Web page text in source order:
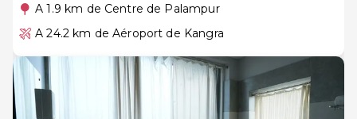
A 1.9 km de Centre de Palampur
A 24.2 km de Aéroport de Kangra